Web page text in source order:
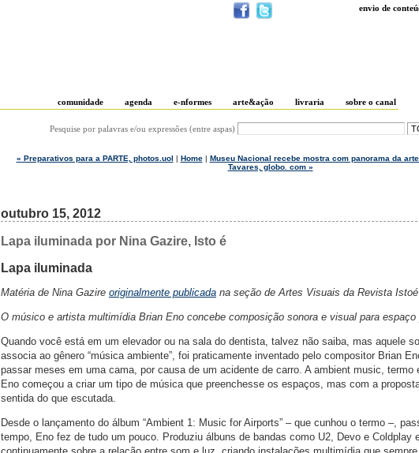
envio de
comunidade agenda e-nformes arte&ação livraria sobre o canal
Pesquise por palavras e/ou expressões (entre aspas)
« Preparativos para a PARTE, photos.uol | Home| Museu Nacional recebe mostra com panorama da
Tavares, globo. com »
outubro 15, 2012
Lapa iluminada por Nina Gazire, Isto é
Lapa iluminada
Matéria de Nina Gazire originalmente publicada na seção de Artes Visuais da Revista
O músico e artista multimídia Brian Eno concebe composição sonora e visual para
Quando você está em um elevador ou na sala do dentista, talvez não saiba, mas aquele
associa ao gênero “música ambiente”, foi praticamente inventado pelo compositor Brian
passar meses em uma cama, por causa de um acidente de carro. A ambient music, termo
Eno começou a criar um tipo de música que preenchesse os espaços, mas com a
sentida do que escutada.
Desde o lançamento do álbum “Ambient 1: Music for Airports” – que cunhou o termo –,
tempo, Eno fez de tudo um pouco. Produziu álbuns de bandas como U2, Devo e Coldplay